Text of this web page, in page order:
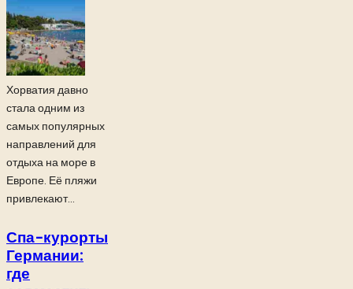
Хорватия давно
стала одним из
самых популярных
направлений для
отдыха на море в
Европе. Её пляжи
привлекают...
Спа-курорты
Германии:
где